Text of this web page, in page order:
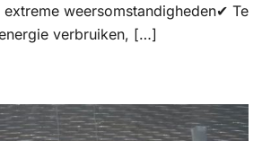
weersomstandigheden✔ Te
verbruiken, […]